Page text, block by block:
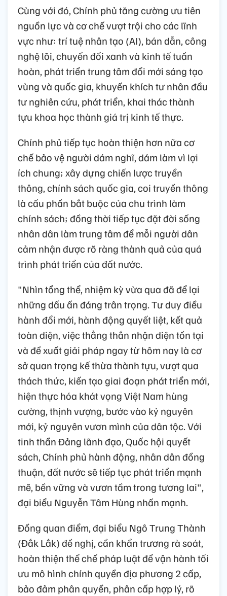
Cùng với đó, Chính phủ tăng cường ưu tiên
nguồn lực và cơ chế vượt trội cho các lĩnh
vực như: trí tuệ nhân tạo (AI), bán dẫn, công
nghệ lõi, chuyển đổi xanh và kinh tế tuần
hoàn, phát triển trung tâm đổi mới sáng tạo
vùng và quốc gia, khuyến khích tư nhân đầu
tư nghiên cứu, phát triển, khai thác thành
tựu khoa học thành giá trị kinh tế thực.
Chính phủ tiếp tục hoàn thiện hơn nữa cơ
chế bảo vệ người dám nghĩ, dám làm vì lợi
ích chung; xây dựng chiến lược truyền
thông, chính sách quốc gia, coi truyền thông
là cấu phần bắt buộc của chu trình làm
chính sách; đồng thời tiếp tục đặt đời sống
nhân dân làm trung tâm để mỗi người dân
cảm nhận được rõ ràng thành quả của quá
trình phát triển của đất nước.
"Nhìn tổng thể, nhiệm kỳ vừa qua đã để lại
những dấu ấn đáng trân trọng. Tư duy điều
hành đổi mới, hành động quyết liệt, kết quả
toàn diện, việc thẳng thắn nhận diện tồn tại
và đề xuất giải pháp ngay từ hôm nay là cơ
sở quan trọng kế thừa thành tựu, vượt qua
thách thức, kiến tạo giai đoạn phát triển mới,
hiện thực hóa khát vọng Việt Nam hùng
cường, thịnh vượng, bước vào kỷ nguyên
mới, kỷ nguyên vươn mình của dân tộc. Với
tinh thần Đảng lãnh đạo, Quốc hội quyết
sách, Chính phủ hành động, nhân dân đồng
thuận, đất nước sẽ tiếp tục phát triển mạnh
mẽ, bền vững và vươn tầm trong tương lai",
đại biểu Nguyễn Tâm Hùng nhấn mạnh.
Đồng quan điểm, đại biểu Ngô Trung Thành
(Đắk Lắk) đề nghị, cần khẩn trương rà soát,
hoàn thiện thể chế pháp luật để vận hành tối
ưu mô hình chính quyền địa phương 2 cấp,
bảo đảm phân quyền, phân cấp hợp lý, rõ